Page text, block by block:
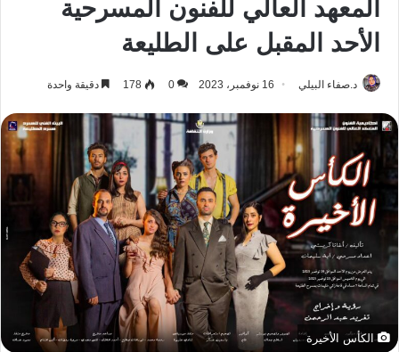
المعهد العالي للفنون المسرحية
الأحد المقبل على الطليعة
د.صفاء البيلي 16 نوفمبر، 2023 0
178 دقيقة واحدة
الكأس الأخيرة